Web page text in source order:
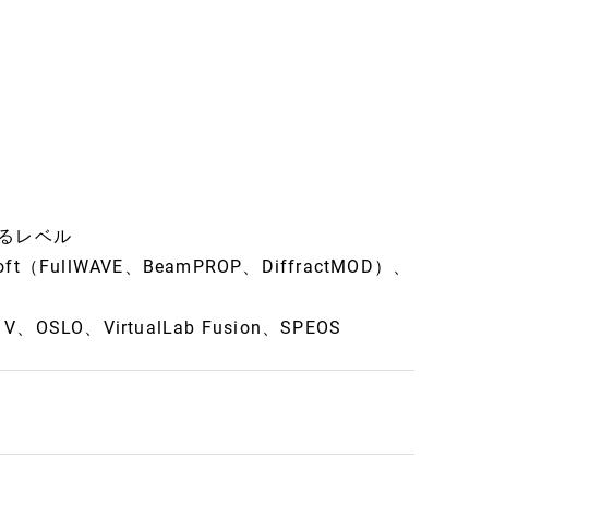
レベル
FullWAVE、BeamPROP、DiffractMOD）、
、OSLO、VirtualLab Fusion、SPEOS